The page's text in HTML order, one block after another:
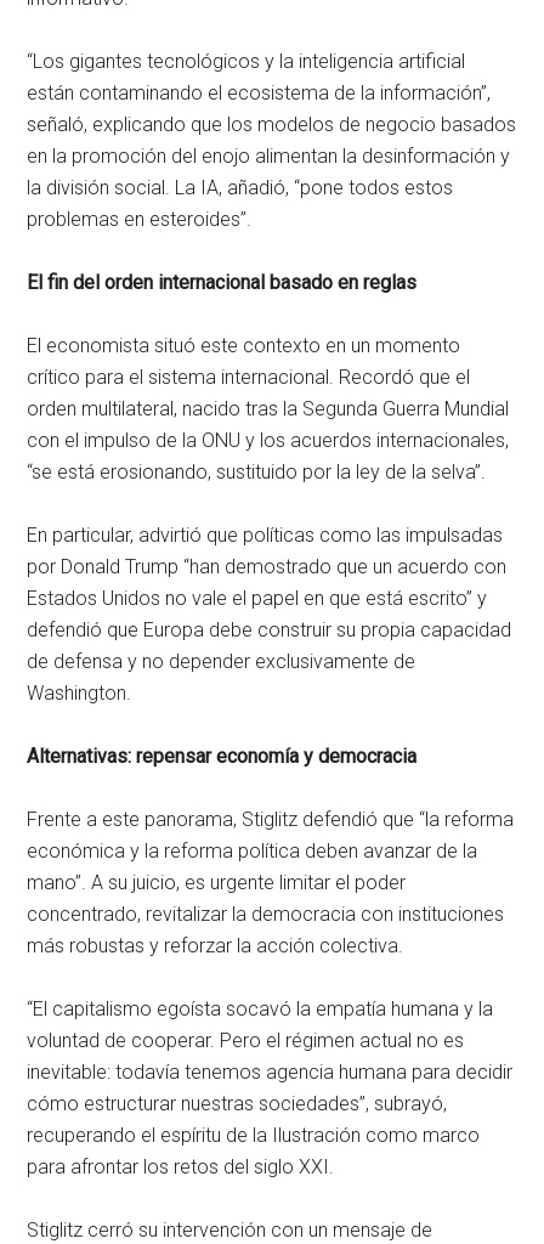
“Los gigantes tecnológicos y la inteligencia artificial
están contaminando el ecosistema de la información”,
señaló, explicando que los modelos de negocio basados
en la promoción del enojo alimentan la desinformación y
la división social. La IA, añadió, “pone todos estos
problemas en esteroides”.
El fin del orden internacional basado en reglas
El economista situó este contexto en un momento
crítico para el sistema internacional. Recordó que el
orden multilateral, nacido tras la Segunda Guerra Mundial
con el impulso de la ONU y los acuerdos internacionales,
“se está erosionando, sustituido por la ley de la selva”.
En particular, advirtió que políticas como las impulsadas
por Donald Trump “han demostrado que un acuerdo con
Estados Unidos no vale el papel en que está escrito” y
defendió que Europa debe construir su propia capacidad
de defensa y no depender exclusivamente de
Washington.
Alternativas: repensar economía y democracia
Frente a este panorama, Stiglitz defendió que “la reforma
económica y la reforma política deben avanzar de la
mano”. A su juicio, es urgente limitar el poder
concentrado, revitalizar la democracia con instituciones
más robustas y reforzar la acción colectiva.
“El capitalismo egoísta socavó la empatía humana y la
voluntad de cooperar. Pero el régimen actual no es
inevitable: todavía tenemos agencia humana para decidir
cómo estructurar nuestras sociedades”, subrayó,
recuperando el espíritu de la Ilustración como marco
para afrontar los retos del siglo XXI.
Stiglitz cerró su intervención con un mensaje de